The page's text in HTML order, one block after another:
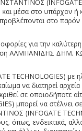
(INFOGATE
μέσα στο υπάρχον ή
στο παρόν
για την
ΑΛΜΠΑΝΙΔΗΣ
με
να διατηρεί αρχείο
σε οποιοδήποτε
μπορεί να στέλνει
(INFOGATE
ενδεικτικά, αλλά